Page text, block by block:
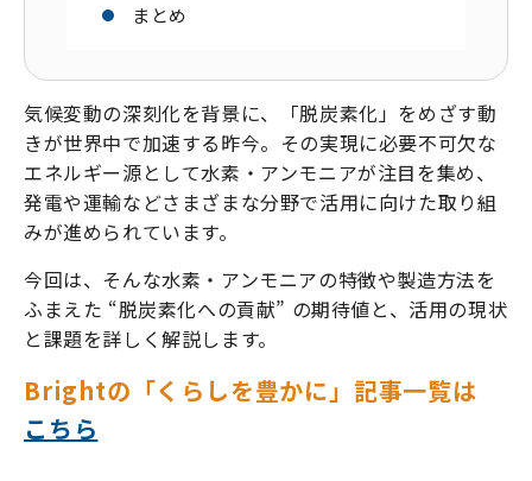
まとめ
気候変動の深刻化を背景に、「脱炭素化」をめざす動
きが世界中で加速する昨今。その実現に必要不可欠な
エネルギー源として水素・アンモニアが注目を集め、
発電や運輸などさまざまな分野で活用に向けた取り組
みが進められています。
今回は、そんな水素・アンモニアの特徴や製造方法を
ふまえた “脱炭素化への貢献” の期待値と、活用の現状
と課題を詳しく解説します。
Brightの「くらしを豊かに」記事一覧は
こちら